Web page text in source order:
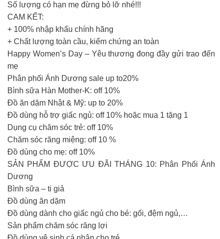
Số lượng có hạn mẹ đừng bỏ lỡ nhé!!!
CAM KẾT:
+ 100% nhập khẩu chính hãng
+ Chất lượng toàn cầu, kiểm chứng an toàn
Happy Women’s Day – Yêu thương đong đầy gửi trao đến
mẹ
Phân phối Ánh Dương sale up to20%
Bình sữa Hàn Mother-K: off 10%
Đồ ăn dặm Nhật & Mỹ: up to 20%
Đồ dùng hỗ trợ giấc ngủ: off 10% hoặc mua 1 tặng 1
Dụng cụ chăm sóc trẻ: off 10%
Chăm sóc răng miệng: off 10 %
Đồ dùng cho mẹ: off 10%
SẢN PHẨM ĐƯỢC ƯU ĐÃI THÁNG 10: Phân Phối Ánh
Dương
Bình sữa – ti giả
Đồ dùng ăn dặm
Đồ dùng dành cho giấc ngủ cho bé: gối, đệm ngủ,…
Sản phẩm chăm sóc răng lợi